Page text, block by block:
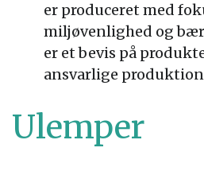
er produceret med
miljøvenlighed og
er et bevis på
ansvarlige
Ulemper